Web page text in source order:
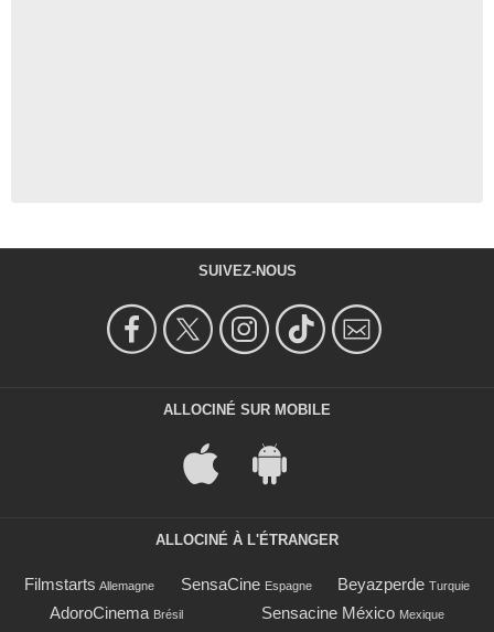
SUIVEZ-NOUS
ALLOCINÉ SUR MOBILE
ALLOCINÉ À L'ÉTRANGER
Filmstarts Allemagne SensaCine Espagne Beyazperde Turquie
AdoroCinema Brésil Sensacine México Mexique